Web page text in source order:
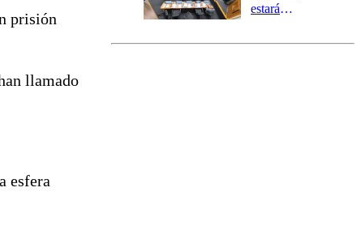
prisión
llamado
esfera
estará
el fin de la